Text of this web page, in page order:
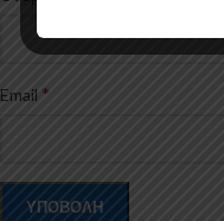
Email *